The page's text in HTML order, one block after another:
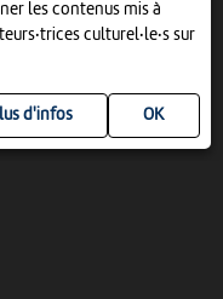
les contenus mis à
culturel·le·s sur
d'infos